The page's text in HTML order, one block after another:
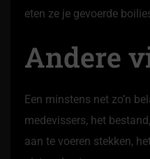
eten ze je gevoerde
Andere
Een minstens net zo’n
medevissers, het
aan te voeren stekken,